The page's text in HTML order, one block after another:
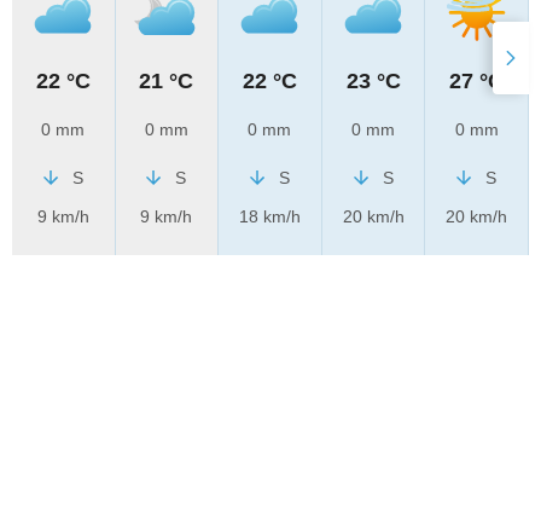
22 °C
0 mm
S
9 km/h
21 °C
0 mm
S
9 km/h
22 °C
0 mm
S
18 km/h
23 °C
0 mm
S
20 km/h
27 °C
0 mm
S
20 km/h